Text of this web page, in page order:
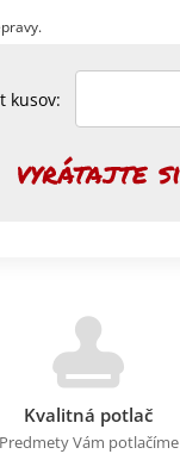
kusov:
Kvalitná potlač
Predmety Vám potlačíme